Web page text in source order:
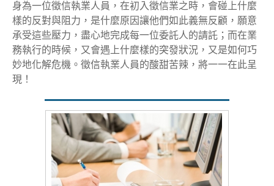
身為一位徵信執業人員，在初入徵信業之時，會碰上什麼
樣的反對與阻力，是什麼原因讓他們如此義無反顧，願意
承受這些壓力，盡心地完成每一位委託人的請託；而在業
務執行的時候，又會遇上什麼樣的突發狀況，又是如何巧
妙地化解危機。徵信執業人員的酸甜苦辣，將一一在此呈
現！